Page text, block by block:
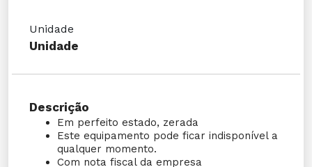
Unidade
Unidade
Descrição
Em perfeito estado, zerada
Este equipamento pode ficar indisponível a
qualquer momento.
Com nota fiscal da empresa